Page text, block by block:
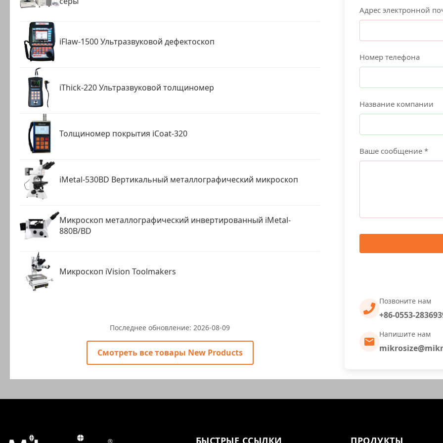
iFlaw-1500 Ультразвуковой дефектоскоп
iThick-220 Ультразвуковой толщиномер
Толщиномер покрытия iCoat-320
iMetal-530BD Вертикальный металлографический микроскоп
Микроскоп металлографический инвертированный iMetal-
880B/BD
Микроскоп iVision Toolmakers
Последнее обновление: 2026-08-09
Смотреть все товары New Products
Адрес электронной
Номер телефона
Название компании
Ваше сообщение *
Позвоните нам
+86-0553-
Напишите нам
БЫСТРЫЕ ССЫЛКИ ПРОДУКТЫ